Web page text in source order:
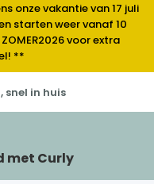
onze vakantie van 17 juli
starten weer vanaf 10
voor extra
**
in huis
met Curly